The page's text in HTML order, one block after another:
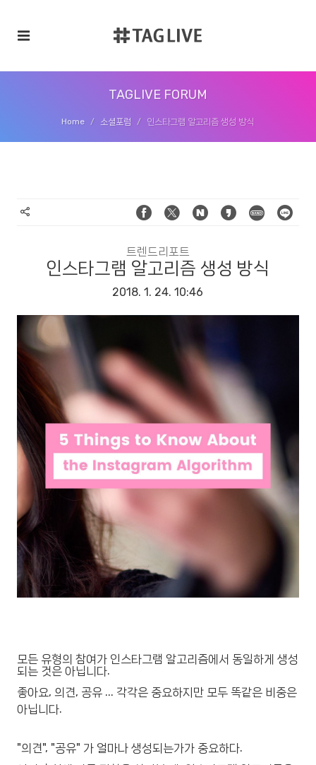
TAGLIVE FORUM
Home 소셜포럼 인스타그램 알고리즘 생성 방식
트렌드리포트
인스타그램 알고리즘 생성 방식
2018. 1. 24. 10:46
모든 유형의 참여가 인스타그램 알고리즘에서 동일하게 생성
되는 것은 아닙니다.
좋아요, 의견, 공유 ... 각각은 중요하지만 모두 똑같은 비중은
아닙니다.
"의견", "공유" 가 얼마나 생성되는가가 중요하다.